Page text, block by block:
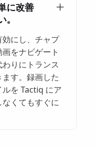
に改善
にし、チャプ
をナビゲート
りにトランス
す。録画した
を Tactiq にア
くてもすぐに